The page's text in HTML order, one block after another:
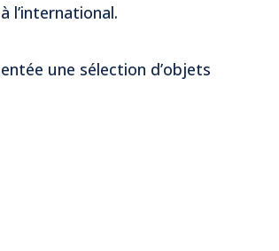
l’international.
une sélection d’objets